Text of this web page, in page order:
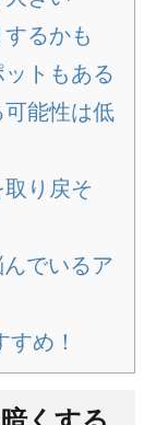
るかも
トもある
能性は低
り戻そ
でいるア
め！